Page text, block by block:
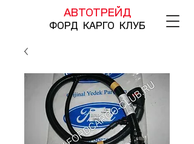
АВТОТРЕЙД
ФОРД КАРГО КЛУБ